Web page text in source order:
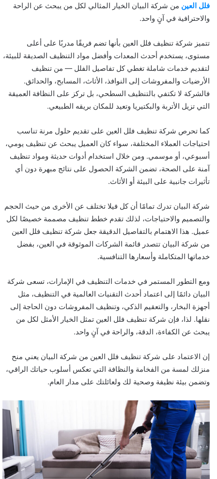
فلل العين من شركة البيان الخيار المثالي لكل من يبحث عن الراحة
والاحترافية في آنٍ واحد.
تتميز شركة تنظيف فلل العين بأنها تضم فريقًا مدربًا على أعلى
مستوى، يستخدم أحدث المعدات وأفضل مواد التنظيف الصديقة للبيئة،
لتقديم خدمات شاملة تغطي كل تفاصيل الفلل — من تنظيف
الأرضيات والمفروشات إلى النوافذ، الأثاث، المسابح، والحدائق.
فالشركة لا تكتفي بالتنظيف السطحي، بل تركز على النظافة العميقة
التي تزيل الأتربة والبكتيريا وتعيد للمكان بريقه الطبيعي.
كما تحرص شركة تنظيف فلل العين على تقديم حلول مرنة تناسب
احتياجات العملاء المختلفة، سواء كان العميل يبحث عن تنظيف يومي،
أسبوعي، أو موسمي. ومن خلال استخدام أدوات حديثة ومواد تنظيف
آمنة على الصحة، تضمن الشركة الحصول على نتائج مبهرة دون أي
تأثيرات جانبية على البيئة أو الأثاث.
شركة البيان تدرك تمامًا أن كل فيلا تختلف عن الأخرى من حيث الحجم
والتصميم والاحتياجات، لذلك تقدم خطط تنظيف مصممة خصيصًا لكل
عميل. هذا الاهتمام بالتفاصيل الدقيقة جعل شركة تنظيف فلل العين
من شركة البيان تتصدر قائمة الشركات الموثوقة في العين، بفضل
خدماتها المتكاملة وأسعارها التنافسية.
ومع التطور المستمر في خدمات التنظيف في الإمارات، تسعى شركة
البيان دائمًا إلى اعتماد أحدث التقنيات العالمية في التنظيف، مثل
أجهزة البخار، والتعقيم الذكي، وتنظيف المفروشات دون الحاجة إلى
نقلها. لذا، فإن شركة تنظيف فلل العين تمثل الخيار الأمثل لكل من
يبحث عن الكفاءة، الدقة، والراحة في آنٍ واحد.
إن الاعتماد على شركة تنظيف فلل العين من شركة البيان يعني منح
منزلك لمسة من الفخامة والنظافة التي تعكس أسلوب حياتك الراقي،
وتضمن بيئة نظيفة وصحية لك ولعائلتك على مدار العام.